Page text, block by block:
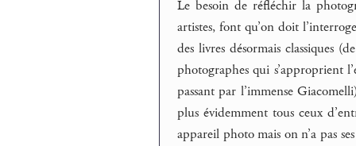
Le besoin de réfléchir la
artistes, font qu’on doit
des livres désormais classiques
photographes qui s’approprient
passant par l’immense
plus évidemment tous ceux
appareil photo mais on n’a pas